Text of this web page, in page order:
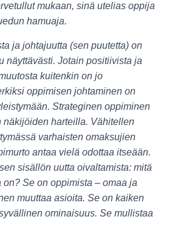
E
mukaan, sinä utelias oppija
hamuaja.
ja johtajuutta (sen puutetta) on
näyttävästi. Jotain positiivista ja
kuitenkin on jo
oppimisen johtaminen on
Strateginen oppiminen
näkijöiden harteilla. Vähitellen
varhaisten omaksujien
antaa vielä odottaa itseään.
sisällön uutta oivaltamista: mitä
Se on oppimista – omaa ja
muuttaa asioita. Se on kaiken
ominaisuus. Se mullistaa